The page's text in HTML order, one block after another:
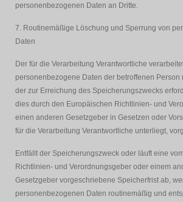
personenbezogenen Daten an Dritte.
7. Routinemäßige Löschung und Sperrung von
Daten
Der für die Verarbeitung Verantwortliche
personenbezogene Daten der betroffenen Person
der zur Erreichung des Speicherungszwecks
dies durch den Europäischen Richtlinien- und
einen anderen Gesetzgeber in Gesetzen oder
für die Verarbeitung Verantwortliche unterliegt,
Entfällt der Speicherungszweck oder läuft eine
Richtlinien- und Verordnungsgeber oder einem
Gesetzgeber vorgeschriebene Speicherfrist ab,
personenbezogenen Daten routinemäßig und